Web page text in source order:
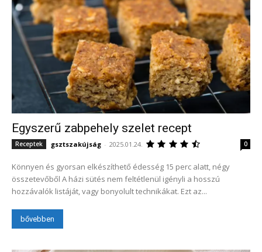
Egyszerű zabpehely szelet recept
Receptek gsztszakújság - 2025.01.24. 0
Könnyen és gyorsan elkészíthető édesség 15 perc alatt, négy
összetevőből A házi sütés nem feltétlenül igényli a hosszú
hozzávalók listáját, vagy bonyolult technikákat. Ezt az...
bővebben